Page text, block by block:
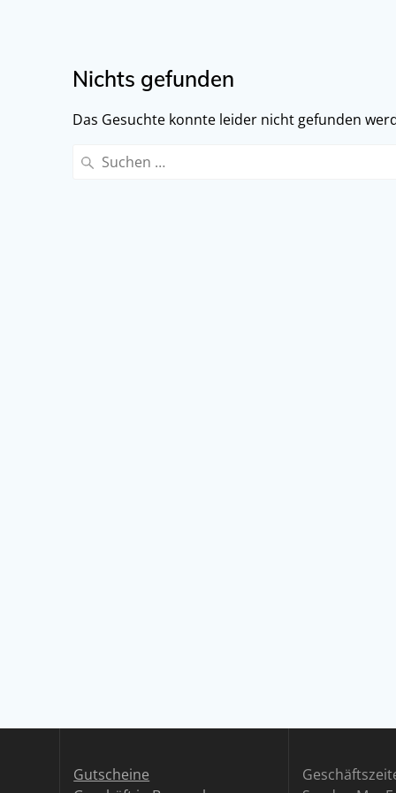
Nichts gefunden
Das Gesuchte konnte leider nicht gefunden
Suchen
Gutscheine